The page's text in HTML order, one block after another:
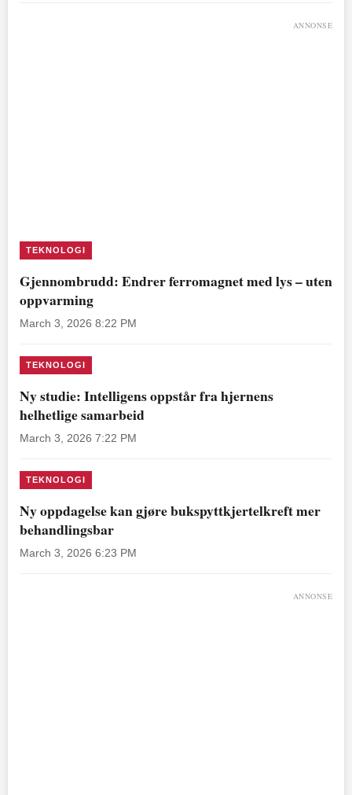
ANNONSE
TEKNOLOGI
Gjennombrudd: Endrer ferromagnet med lys – uten
oppvarming
March 3, 2026 8:22 PM
TEKNOLOGI
Ny studie: Intelligens oppstår fra hjernens
helhetlige samarbeid
March 3, 2026 7:22 PM
TEKNOLOGI
Ny oppdagelse kan gjøre bukspyttkjertelkreft mer
behandlingsbar
March 3, 2026 6:23 PM
ANNONSE